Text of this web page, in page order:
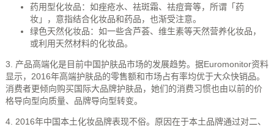
药用型化妆品：如痤疮水、祛斑霜、祛痘膏等，所谓「药
妆」，意指结合化妆品和药品，也渐受注意。
绿色天然化妆品：如一些含芦荟、维生素等天然营养化妆品，
或利用天然材料的化妆品。
3. 产品高端化是目前中国护肤品市场的发展趋势。据Euromonitor资料
显示，2016年高端护肤品的零售额和市场占有率均优于大众快销品。
消费者更倾向购买国际大品牌护肤品，她们的消费习惯也由以前的价
格导向型向质量、品牌导向型转变。
4. 2016年中国本土化妆品牌表现不俗。原因在于本土品牌通过对二、